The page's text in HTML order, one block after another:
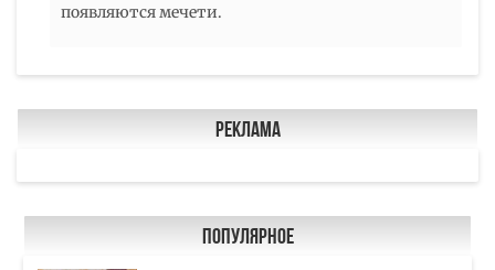
появляются мечети.
Реклама
Популярное